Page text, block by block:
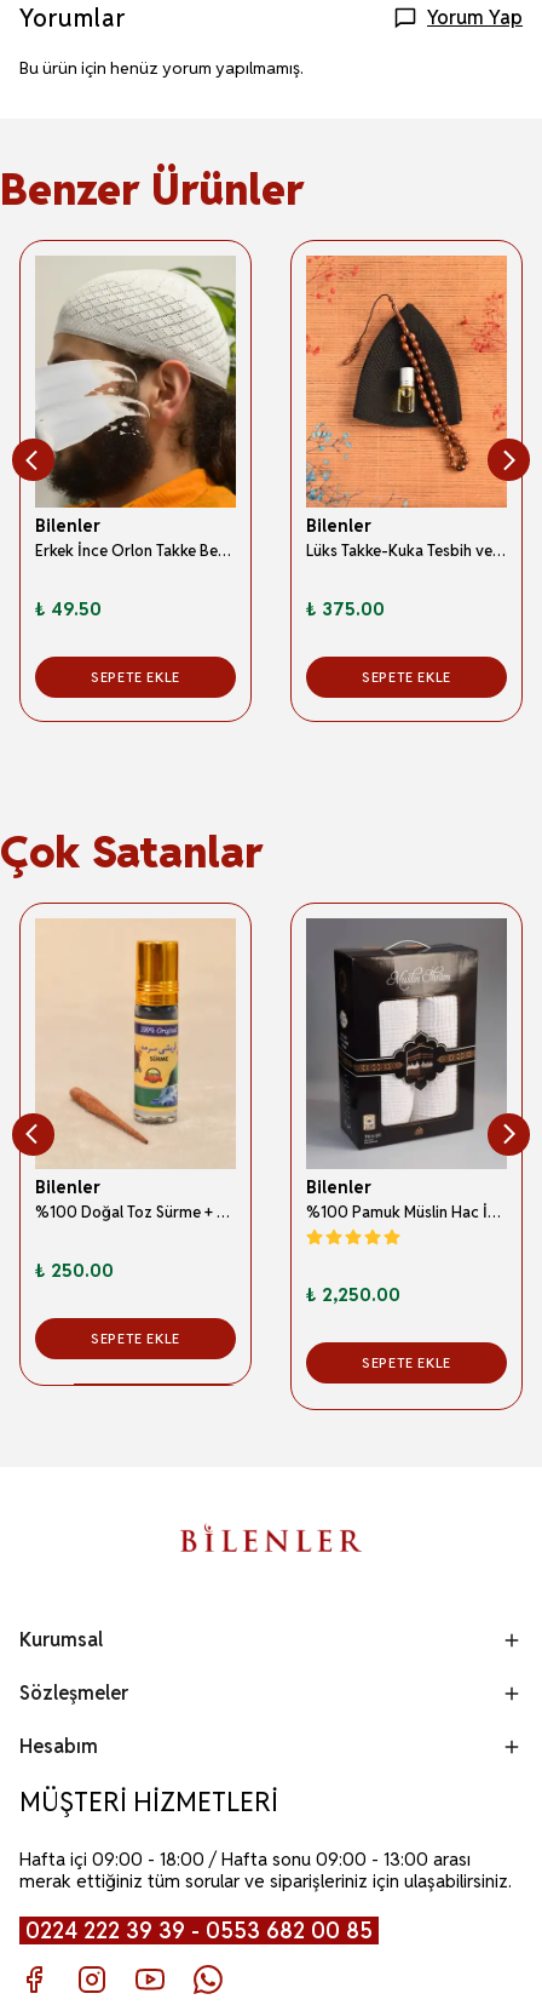
Yorumlar Yorum Yap
Bu ürün için henüz yorum yapılmamış.
Benzer Ürünler
Bilenler
Erkek İnce Orlon Takke Beyaz – Makine İşi El Örmesi; Standart Beden
₺ 49.50
SEPETE EKLE
Bilenler
Lüks Takke-Kuka Tesbih ve Esans Seti Siyah
₺ 375.00
SEPETE EKLE
Çok Satanlar
Bilenler
%100 Doğal Toz Sürme + Ahşap Sürme Çubuğu | Geleneksel ve Orijinal Göz Sürmesi
₺ 250.00
SEPETE EKLE
Bilenler
%100 Pamuk Müslin Hac İhramı – Hafif; Dikişsiz ve Antibakteriyel
₺ 2,250.00
SEPETE EKLE
Kurumsal
Sözleşmeler
Hesabım
MÜŞTERİ HİZMETLERİ
Hafta içi 09:00 - 18:00 / Hafta sonu 09:00 - 13:00 arası
merak ettiğiniz tüm sorular ve siparişleriniz için ulaşabilirsiniz.
0224 222 39 39 - 0553 682 00 85